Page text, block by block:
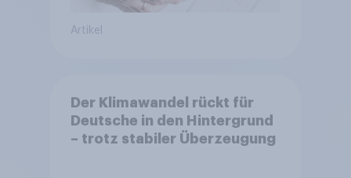
Artikel
Der Klimawandel rückt für
Deutsche in den Hintergrund
– trotz stabiler Überzeugung